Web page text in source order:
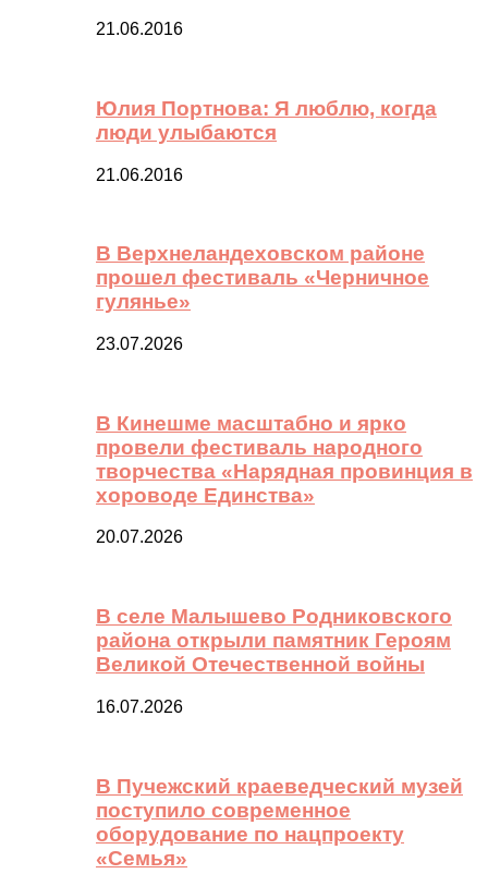
21.06.2016
Юлия Портнова: Я люблю, когда
люди улыбаются
21.06.2016
В Верхнеландеховском районе
прошел фестиваль «Черничное
гулянье»
23.07.2026
В Кинешме масштабно и ярко
провели фестиваль народного
творчества «Нарядная провинция в
хороводе Единства»
20.07.2026
В селе Малышево Родниковского
района открыли памятник Героям
Великой Отечественной войны
16.07.2026
В Пучежский краеведческий музей
поступило современное
оборудование по нацпроекту
«Семья»